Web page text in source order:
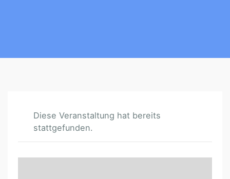
Diese Veranstaltung hat bereits
stattgefunden.